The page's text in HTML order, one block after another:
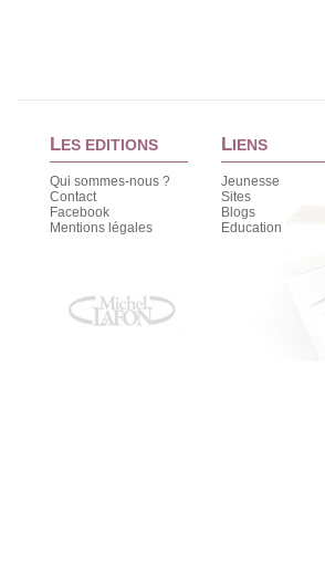
LES EDITIONS
Qui sommes-nous ?
Contact
Facebook
Mentions légales
LIENS
Jeunesse
Sites
Blogs
Education